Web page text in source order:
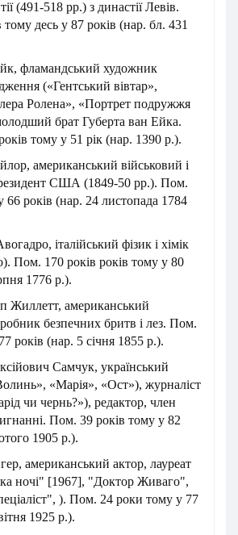
(491-518 рр.) з династії Левів.
десь у 87 років (нар. бл. 431
фламандський художник
(«Гентський вівтар»,
Ролена», «Портрет подружжя
брат Губерта ван Ейка.
тому у 51 рік (нар. 1390 р.).
американський військовий і
США (1849-50 рр.). Пом.
66 років (нар. 24 листопада 1784
італійський фізик і хімік
Пом. 170 років років тому у 80
1776 р.).
Жиллетт, американський
безпечних бритв і лез. Пом.
років (нар. 5 січня 1855 р.).
Самчук, український
«Марія», «Ост»), журналіст
чи чернь?»), редактор, член
Пом. 39 років тому у 82
1905 р.).
американський актор, лауреат
ночі" [1967], "Доктор Живаго",
). Пом. 24 роки тому у 77
1925 р.).